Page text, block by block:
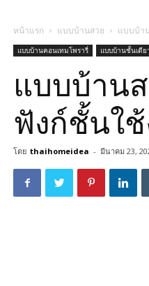
หน้าแรก แบบบ้านสวย แบบบ้า
แบบบ้านคอนเทมโพรารี่ แบบบ้านชั้นเดีย
แบบบ้าน
ฟังก์ชั้นใ
โดย thaihomeidea - มีนาคม 23,